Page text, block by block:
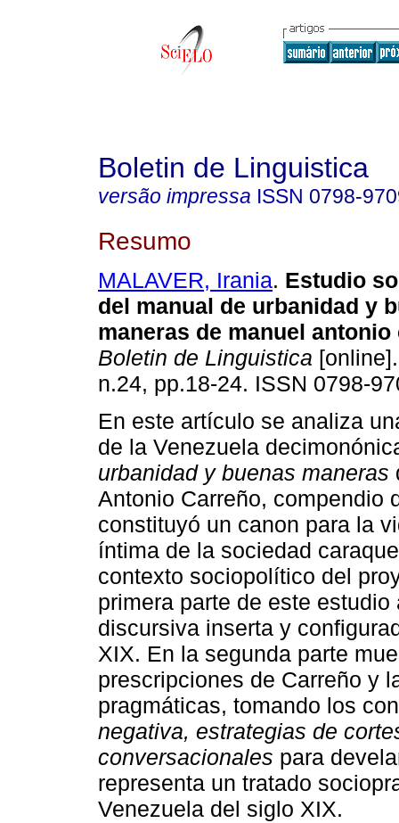
Boletin de Linguistica
versão impressa ISSN 0798-
Resumo
MALAVER, Irania. Estudio
del manual de urbanidad y
maneras de manuel
Boletin de Linguistica
n.24, pp.18-24. ISSN 0798-
En este artículo se analiza
de la Venezuela
urbanidad y buenas maneras
Antonio Carreño, compendio
constituyó un canon para la
íntima de la sociedad
contexto sociopolítico del
primera parte de este
discursiva inserta y
XIX. En la segunda parte
prescripciones de Carreño y
pragmáticas, tomando los
negativa, estrategias de
conversacionales para
representa un tratado
Venezuela del siglo XIX.